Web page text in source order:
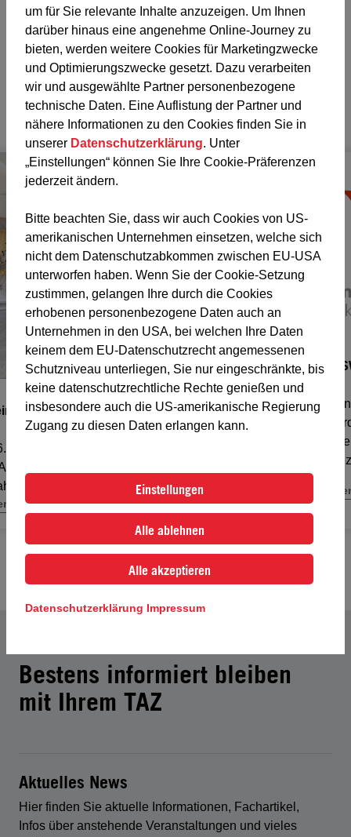
Der schnelle Weg zu
wichtigen Infos
Filter
Allgemeines
Gemeinsam Zukunft gestalten
Seilbahnbranche.
mehr erfahren
Bestens informiert bleiben
mit Ihrem TAZ
Aktuelles News
Hier finden Sie aktuelle Informationen, Fachartikel,
Infos über anstehende Veranstaltungen und vieles
um für Sie relevante Inhalte anzuzeigen. Um Ihnen
darüber hinaus eine angenehme Online-Journey zu
bieten, werden weitere Cookies für Marketingzwecke
und Optimierungszwecke gesetzt. Dazu verarbeiten
wir und ausgewählte Partner personenbezogene
technische Daten. Eine Auflistung der Partner und
nähere Informationen zu den Cookies finden Sie in
unserer Datenschutzerklärung. Unter
„Einstellungen“ können Sie Ihre Cookie-Präferenzen
jederzeit ändern.
Bitte beachten Sie, dass wir auch Cookies von US-
amerikanischen Unternehmen einsetzen, welche sich
nicht dem Datenschutzabkommen zwischen EU-USA
unterworfen haben. Wenn Sie der Cookie-Setzung
zustimmen, gelangen Ihre durch die Cookies
erhobenen personenbezogene Daten auch an
Unternehmen in den USA, bei welchen Ihre Daten
keinem dem EU-Datenschutzrecht angemessenen
Schutzniveau unterliegen, Sie nur eingeschränkte, bis
keine datenschutzrechtliche Rechte genießen und
insbesondere auch die US-amerikanische Regierung
Zugang zu diesen Daten erlangen kann.
Einstellungen
Alle ablehnen
Alle akzeptieren
Datenschutzerklärung Impressum